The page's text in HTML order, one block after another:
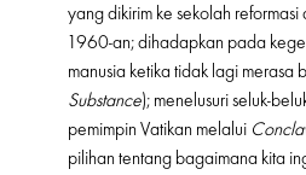
yang dikirim ke sekolah
1960-an; dihadapkan pada
manusia ketika tidak lagi merasa
Substance); menelusuri seluk-
pemimpin Vatikan melalui
pilihan tentang bagaimana kita